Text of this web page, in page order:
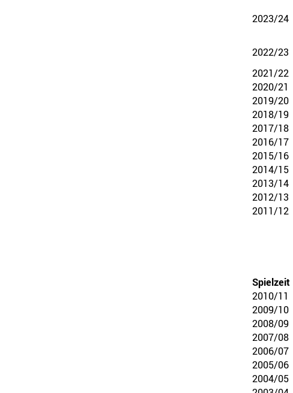
2023/24
2022/23
2021/22
2020/21
2019/20
2018/19
2017/18
2016/17
2015/16
2014/15
2013/14
2012/13
2011/12
Spielzeit
2010/11
2009/10
2008/09
2007/08
2006/07
2005/06
2004/05